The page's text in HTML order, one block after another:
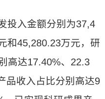
投入金额分别为37,4
和45,280.23万元，研
高达17.40%、22.3
品收入占比分别高达9